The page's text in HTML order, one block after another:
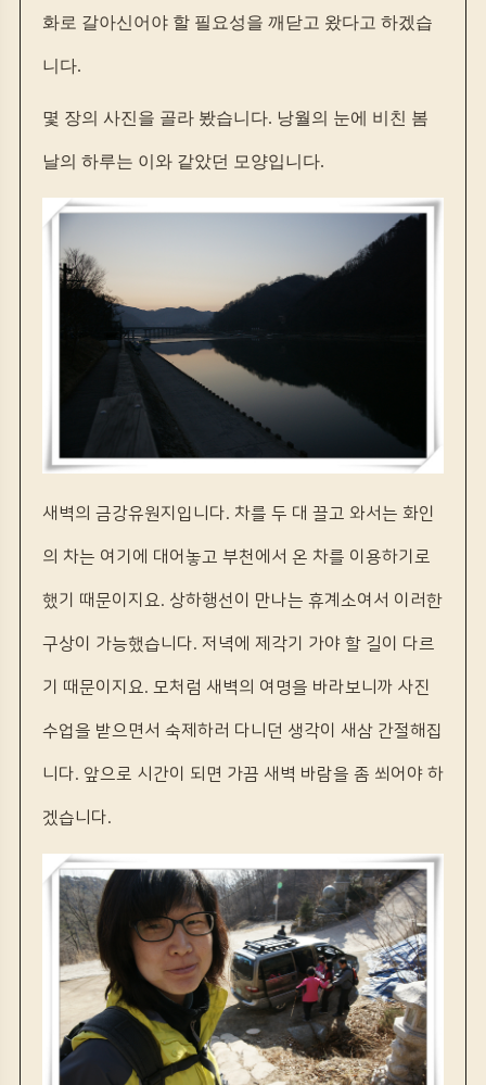
화로 갈아신어야 할 필요성을 깨닫고 왔다고 하겠습
니다.
몇 장의 사진을 골라 봤습니다. 낭월의 눈에 비친 봄
날의 하루는 이와 같았던 모양입니다.
새벽의 금강유원지입니다. 차를 두 대 끌고 와서는 화인
의 차는 여기에 대어놓고 부천에서 온 차를 이용하기로
했기 때문이지요. 상하행선이 만나는 휴계소여서 이러한
구상이 가능했습니다. 저녁에 제각기 가야 할 길이 다르
기 때문이지요. 모처럼 새벽의 여명을 바라보니까 사진
수업을 받으면서 숙제하러 다니던 생각이 새삼 간절해집
니다. 앞으로 시간이 되면 가끔 새벽 바람을 좀 쐬어야 하
겠습니다.